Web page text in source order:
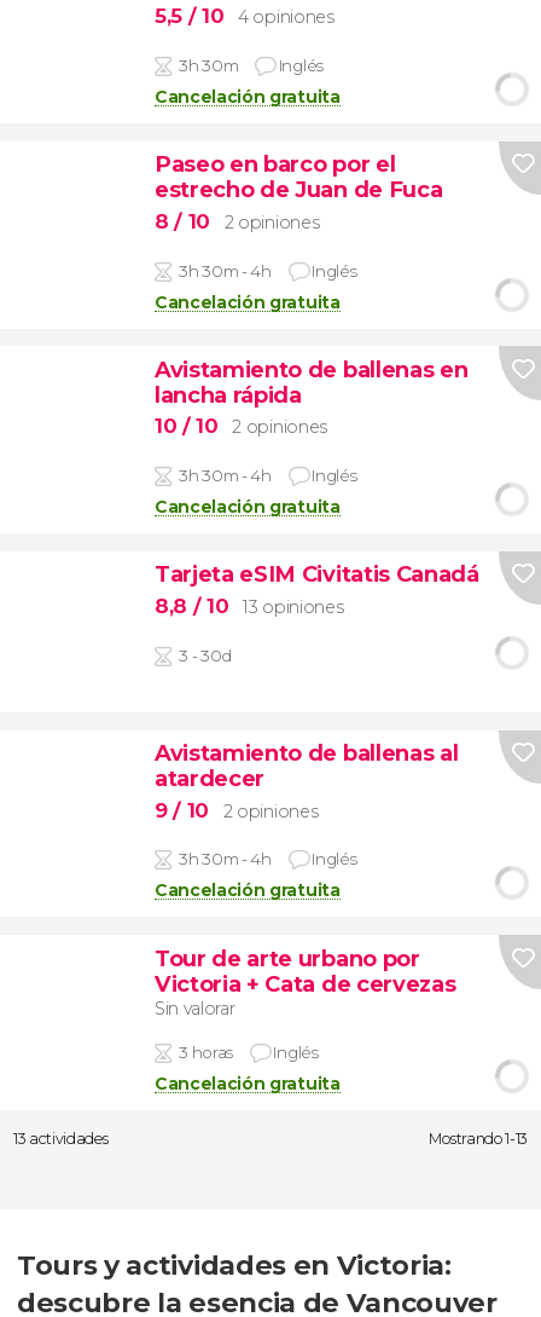
5,5 / 10 4 opiniones
3h 30m Inglés
Cancelación gratuita
Paseo en barco por el
estrecho de Juan de Fuca
8/ 10 2 opiniones
3h 30m - 4h Inglés
Cancelación gratuita
Avistamiento de ballenas en
lancha rápida
10 / 10 2 opiniones
3h 30m - 4h Inglés
Cancelación gratuita
Tarjeta eSIM Civitatis Canadá
8,8 / 10 13 opiniones
3 - 30d
Avistamiento de ballenas al
atardecer
9/ 10 2 opiniones
3h 30m - 4h Inglés
Cancelación gratuita
Tour de arte urbano por
Victoria + Cata de cervezas
Sin valorar
3 horas Inglés
Cancelación gratuita
13 actividades Mostrando 1-13
Tours y actividades en Victoria:
descubre la esencia de Vancouver